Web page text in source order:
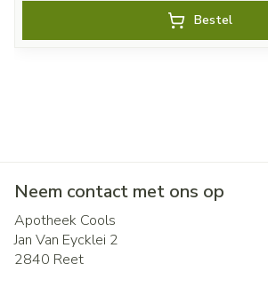
Bestel
Neem contact met ons op
Apotheek Cools
Jan Van Eycklei 2
2840 Reet